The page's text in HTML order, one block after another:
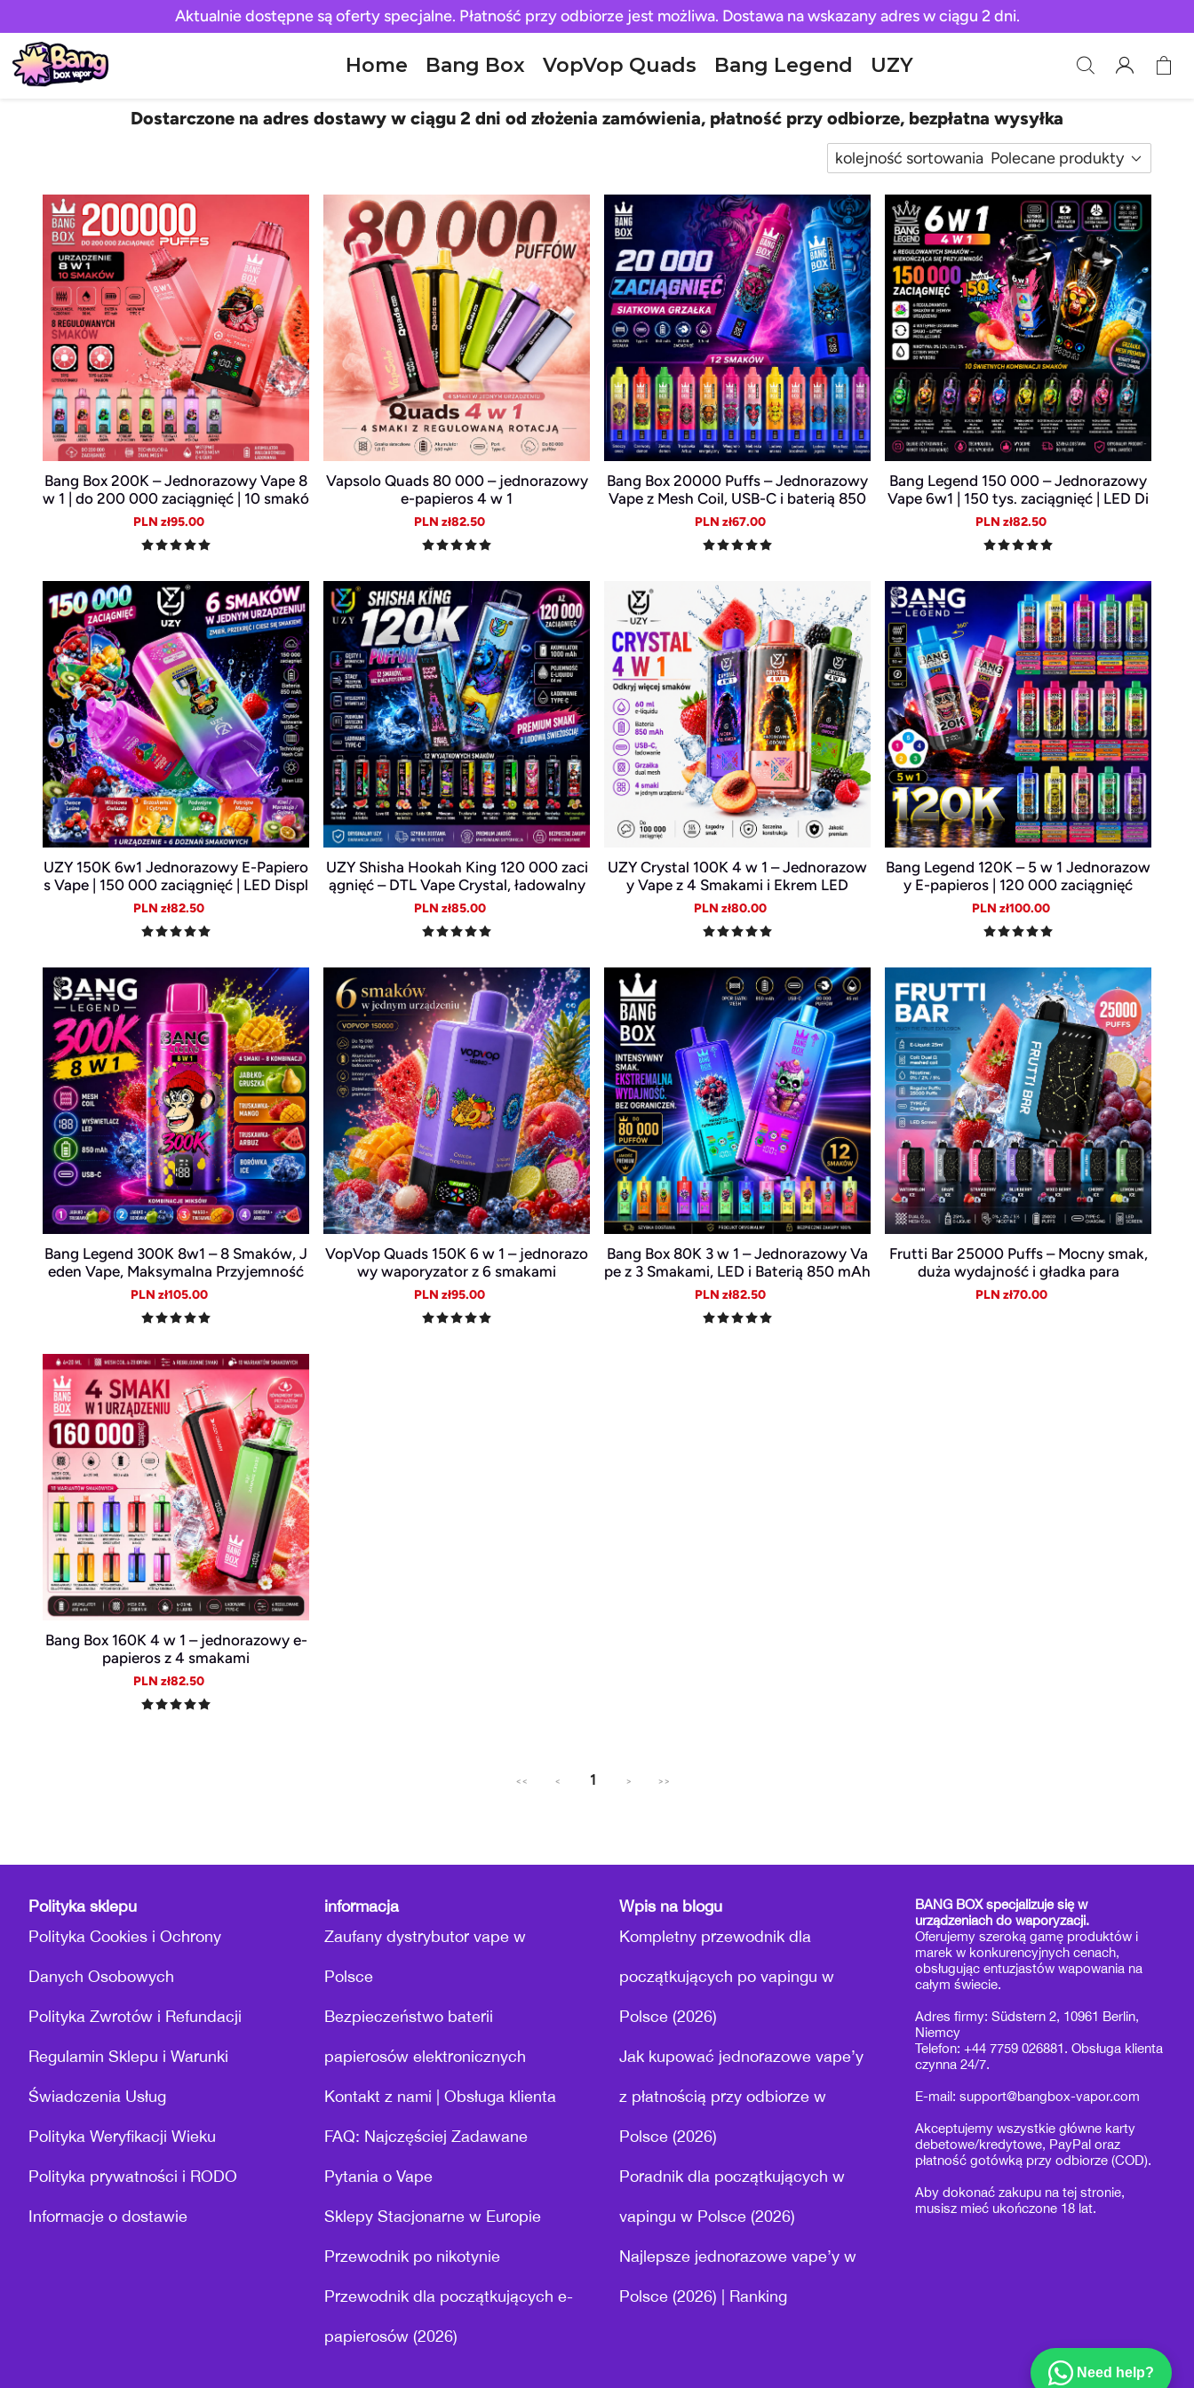
Aktualnie dostępne są oferty specjalne. Płatność przy odbiorze jest możliwa. Dostawa na wskazany adres w ciągu 2 dni.
Home Bang Box VopVop Quads Bang Legend UZY
Dostarczone na adres dostawy w ciągu 2 dni od złożenia zamówienia, płatność przy odbiorze, bezpłatna wysyłka
kolejność sortowania Polecane produkty
Bang Box 200K – Jednorazowy Vape 8
w 1 | do 200 000 zaciągnięć | 10 smakó
w | długa żywotność baterii
Sale
PLN zł95.00
Vapsolo Quads 80 000 – jednorazowy
e-papieros 4 w 1
Sale
PLN zł82.50
Bang Box 20000 Puffs – Jednorazowy
Vape z Mesh Coil, USB-C i baterią 850
mAh
Sale
PLN zł67.00
Bang Legend 150 000 – Jednorazowy
Vape 6w1 | 150 tys. zaciągnięć | LED Di
splay | USB-C Akumulator
Sale
PLN zł82.50
UZY 150K 6w1 Jednorazowy E-Papiero
s Vape | 150 000 zaciągnięć | LED Displ
ay | USB-C | Wymienne smaki
Sale
PLN zł82.50
UZY Shisha Hookah King 120 000 zaci
ągnięć – DTL Vape Crystal, ładowalny
USB-C, Smart LED
Sale
PLN zł85.00
UZY Crystal 100K 4 w 1 – Jednorazow
y Vape z 4 Smakami i Ekrem LED
Sale
PLN zł80.00
Bang Legend 120K – 5 w 1 Jednorazow
y E-papieros | 120 000 zaciągnięć
Sale
PLN zł100.00
Bang Legend 300K 8w1 – 8 Smaków, J
eden Vape, Maksymalna Przyjemność
Sale
PLN zł105.00
VopVop Quads 150K 6 w 1 – jednorazo
wy waporyzator z 6 smakami
Sale
PLN zł95.00
Bang Box 80K 3 w 1 – Jednorazowy Va
pe z 3 Smakami, LED i Baterią 850 mAh
Sale
PLN zł82.50
Frutti Bar 25000 Puffs – Mocny smak,
duża wydajność i gładka para
Sale
PLN zł70.00
Bang Box 160K 4 w 1 – jednorazowy e-
papieros z 4 smakami
Sale
PLN zł82.50
<< < 1 > >>
Polityka sklepu
Polityka Cookies i Ochrony
Danych Osobowych
Polityka Zwrotów i Refundacji
Regulamin Sklepu i Warunki
Świadczenia Usług
Polityka Weryfikacji Wieku
Polityka prywatności i RODO
Informacje o dostawie
informacja
Zaufany dystrybutor vape w
Polsce
Bezpieczeństwo baterii
papierosów elektronicznych
Kontakt z nami | Obsługa klienta
FAQ: Najczęściej Zadawane
Pytania o Vape
Sklepy Stacjonarne w Europie
Przewodnik po nikotynie
Przewodnik dla początkujących e-
papierosów (2026)
Wpis na blogu
Kompletny przewodnik dla
początkujących po vapingu w
Polsce (2026)
Jak kupować jednorazowe vape’y
z płatnością przy odbiorze w
Polsce (2026)
Poradnik dla początkujących w
vapingu w Polsce (2026)
Najlepsze jednorazowe vape’y w
Polsce (2026) | Ranking
BANG BOX specjalizuje się w
urządzeniach do waporyzacji.
Oferujemy szeroką gamę produktów i
marek w konkurencyjnych cenach,
obsługując entuzjastów wapowania na
całym świecie.
Adres firmy: Südstern 2, 10961 Berlin,
Niemcy
Telefon: +44 7759 026881. Obsługa klienta
czynna 24/7.
E-mail: support@bangbox-vapor.com
Akceptujemy wszystkie główne karty
debetowe/kredytowe, PayPal oraz
płatność gotówką przy odbiorze (COD).
Aby dokonać zakupu na tej stronie,
musisz mieć ukończone 18 lat.
Need help?